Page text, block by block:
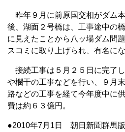
昨年９月に前原国交相がダム
後、湖面２号橋は、工事途中の
に見えたことから八ッ場ダム問
スコミに取り上げられ、有名にな
接続工事は５月２５日に完了
や欄干の工事などを行い、９月
路などの工事を経て今年度中に
費は約６３億円。
●2010年7月1日 朝日新聞群馬